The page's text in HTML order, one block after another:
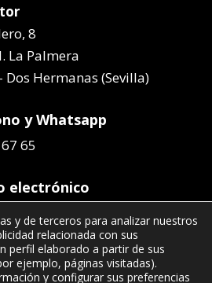
8
La Palmera
Dos Hermanas (Sevilla)
y Whatsapp
65
electrónico
y de terceros para analizar nuestros
relacionada con sus
perfil elaborado a partir de sus
ejemplo, páginas visitadas).
y configurar sus preferencias